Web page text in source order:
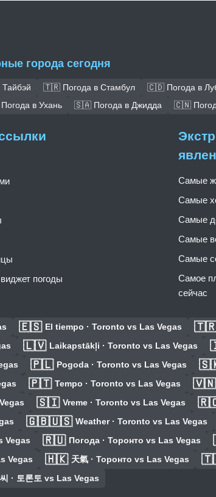
города сегодня
🇹🇷 Погода в Стамбул 🇨🇩 Погода в
в Ухань 🇸🇦 Погода в Джидда 🇨🇳
погоды
Самые
Самые
Самые
Самые
Самые
Самое
сейчас
🇪🇸 El tiempo · Toronto vs Las Vegas
🇱🇻 Laikapstākļi · Toronto vs Las Vegas
🇵🇱 Pogoda · Toronto vs Las Vegas
🇵🇹 Tempo · Toronto vs Las Vegas 🇻🇳
🇸🇮 Vreme · Toronto vs Las Vegas
🇬🇧🇺🇸 Weather · Toronto vs Las Vegas
Vegas 🇷🇺 Погода · Торонто vs Las Vegas
Vegas 🇭🇰 天氣 · Торонто vs Las Vegas
· 토론토 vs Las Vegas